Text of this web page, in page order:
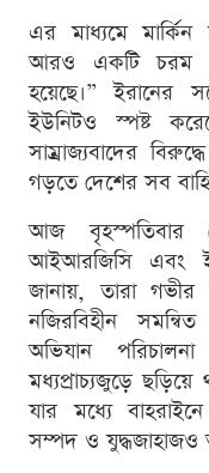
এর মাধ্যমে মার্কিন
আরও একটি চরম
হয়েছে।” ইরানের
ইউনিটও স্পষ্ট
সাম্রাজ্যবাদের
গড়তে দেশের সব
আজ বৃহস্পতিবার
আইআরজিসি এবং
জানায়, তারা গভীর
নজিরবিহীন
অভিযান
মধ্যপ্রাচ্যজুড়ে ছড়িয়ে
যার মধ্যে
সম্পদ ও যুদ্ধজাহাজও